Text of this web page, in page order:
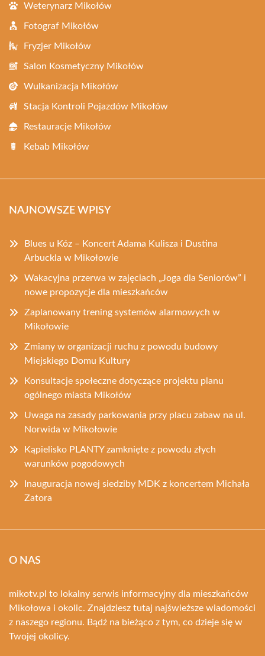
Weterynarz Mikołów
Fotograf Mikołów
Fryzjer Mikołów
Salon Kosmetyczny Mikołów
Wulkanizacja Mikołów
Stacja Kontroli Pojazdów Mikołów
Restauracje Mikołów
Kebab Mikołów
NAJNOWSZE WPISY
Blues u Kóz – Koncert Adama Kulisza i Dustina
Arbuckla w Mikołowie
Wakacyjna przerwa w zajęciach „Joga dla Seniorów” i
nowe propozycje dla mieszkańców
Zaplanowany trening systemów alarmowych w
Mikołowie
Zmiany w organizacji ruchu z powodu budowy
Miejskiego Domu Kultury
Konsultacje społeczne dotyczące projektu planu
ogólnego miasta Mikołów
Uwaga na zasady parkowania przy placu zabaw na ul.
Norwida w Mikołowie
Kąpielisko PLANTY zamknięte z powodu złych
warunków pogodowych
Inauguracja nowej siedziby MDK z koncertem Michała
Zatora
O NAS
mikotv.pl to lokalny serwis informacyjny dla mieszkańców
Mikołowa i okolic. Znajdziesz tutaj najświeższe wiadomości
z naszego regionu. Bądź na bieżąco z tym, co dzieje się w
Twojej okolicy.